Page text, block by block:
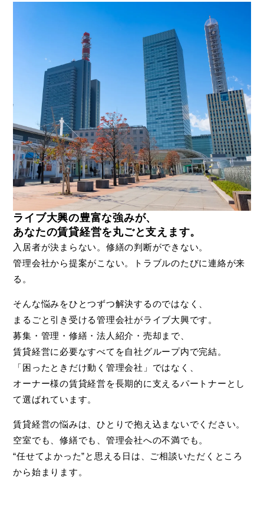
ライブ大興の豊富な強みが、
あなたの賃貸経営を丸ごと支えます。
入居者が決まらない。修繕の判断ができない。
管理会社から提案がこない。トラブルのたびに連絡が来
る。
そんな悩みをひとつずつ解決するのではなく、
まるごと引き受ける管理会社がライブ大興です。
募集・管理・修繕・法人紹介・売却まで、
賃貸経営に必要なすべてを自社グループ内で完結。
「困ったときだけ動く管理会社」ではなく、
オーナー様の賃貸経営を長期的に支えるパートナーとし
て選ばれています。
賃貸経営の悩みは、ひとりで抱え込まないでください。
空室でも、修繕でも、管理会社への不満でも。
“任せてよかった”と思える日は、ご相談いただくところ
から始まります。